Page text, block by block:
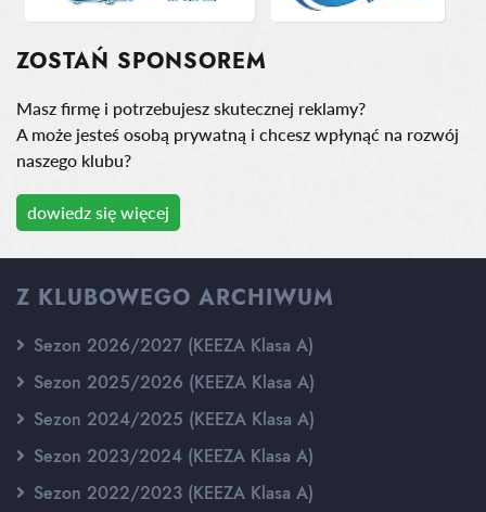
ZOSTAŃ SPONSOREM
Masz firmę i potrzebujesz skutecznej reklamy?
A może jesteś osobą prywatną i chcesz wpłynąć na rozwój
naszego klubu?
dowiedz się więcej
Z KLUBOWEGO ARCHIWUM
Sezon 2026/2027 (KEEZA Klasa A)
Sezon 2025/2026 (KEEZA Klasa A)
Sezon 2024/2025 (KEEZA Klasa A)
Sezon 2023/2024 (KEEZA Klasa A)
Sezon 2022/2023 (KEEZA Klasa A)